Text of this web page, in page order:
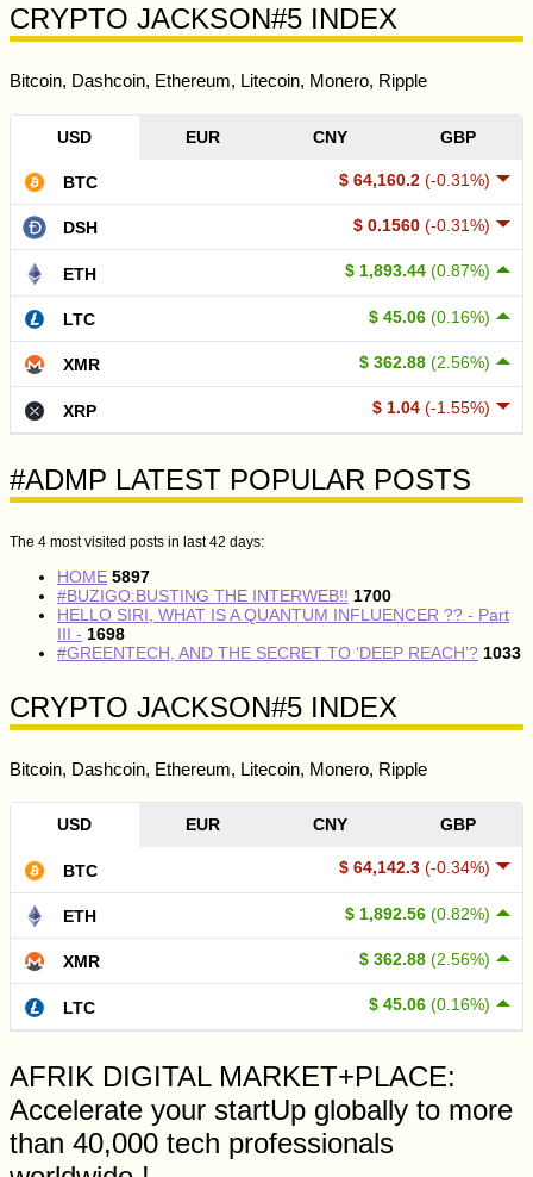
CRYPTO JACKSON#5 INDEX
Bitcoin, Dashcoin, Ethereum, Litecoin, Monero, Ripple
USD EUR CNY GBP
$ 64,160.2 (-0.31%)
BTC
$ 0.1560 (-0.31%)
DSH
$ 1,893.44 (0.87%)
ETH
$ 45.06 (0.16%)
LTC
$ 362.88 (2.56%)
XMR
$ 1.04 (-1.55%)
XRP
#ADMP LATEST POPULAR POSTS
The 4 most visited posts in last 42 days:
HOME 5897
#BUZIGO:BUSTING THE INTERWEB!! 1700
HELLO SIRI, WHAT IS A QUANTUM INFLUENCER ?? - Part
III - 1698
#GREENTECH, AND THE SECRET TO ‘DEEP REACH’? 1033
CRYPTO JACKSON#5 INDEX
Bitcoin, Dashcoin, Ethereum, Litecoin, Monero, Ripple
USD EUR CNY GBP
$ 64,142.3 (-0.34%)
BTC
$ 1,892.56 (0.82%)
ETH
$ 362.88 (2.56%)
XMR
$ 45.06 (0.16%)
LTC
AFRIK DIGITAL MARKET+PLACE:
Accelerate your startUp globally to more
than 40,000 tech professionals